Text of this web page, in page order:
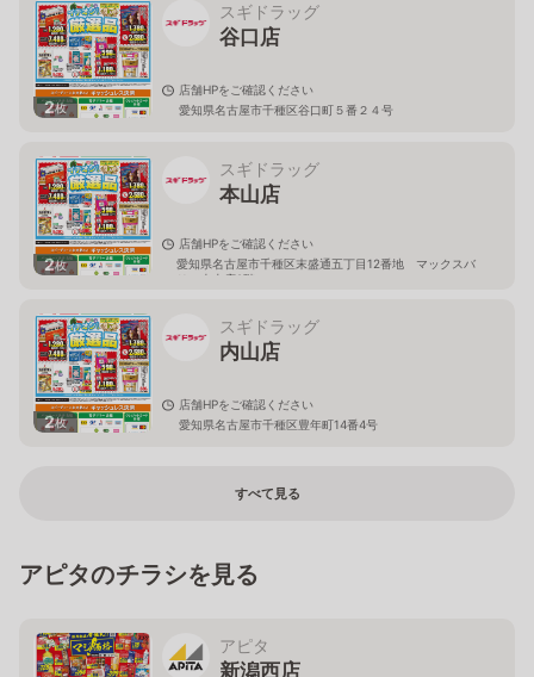
2枚
スギドラッグ
谷口店
店舗HPをご確認ください
愛知県名古屋市千種区谷口町５番２４号
2枚
スギドラッグ
本山店
店舗HPをご確認ください
愛知県名古屋市千種区末盛通五丁目12番地 マックスバ
リュ本山店2階
2枚
スギドラッグ
内山店
店舗HPをご確認ください
愛知県名古屋市千種区豊年町14番4号
すべて見る
アピタのチラシを見る
アピタ
新潟西店